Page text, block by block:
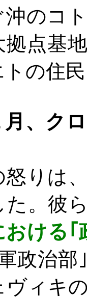
沖のコ
拠点基
の住
月、ク
りは
た。彼
おける
政治
ィキ